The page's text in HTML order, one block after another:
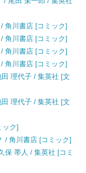
角川書店 [コミック]
角川書店 [コミック]
角川書店 [コミック]
角川書店 [コミック]
理代子 / 集英社 [文
理代子 / 集英社 [文
ック]
/ 角川書店 [コミック]
保 帯人 / 集英社 [コミ